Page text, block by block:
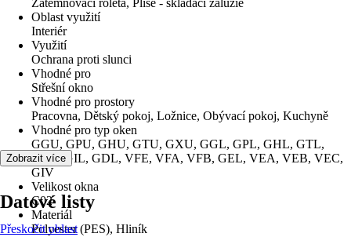
Zatemňovací roleta, Plisé - skládací žaluzie
Oblast využití
Interiér
Využití
Ochrana proti slunci
Vhodné pro
Střešní okno
Vhodné pro prostory
Pracovna, Dětský pokoj, Ložnice, Obývací pokoj, Kuchyně
Vhodné pro typ oken
GGU, GPU, GHU, GTU, GXU, GGL, GPL, GHL, GTL,
GXL, GIL, GDL, VFE, VFA, VFB, GEL, VEA, VEB, VEC,
GIV
Velikost okna
C02
Materiál
Polyester (PES), Hliník
Zobrazit více
Datové listy
Přeskočit oblast